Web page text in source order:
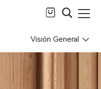
Visión General